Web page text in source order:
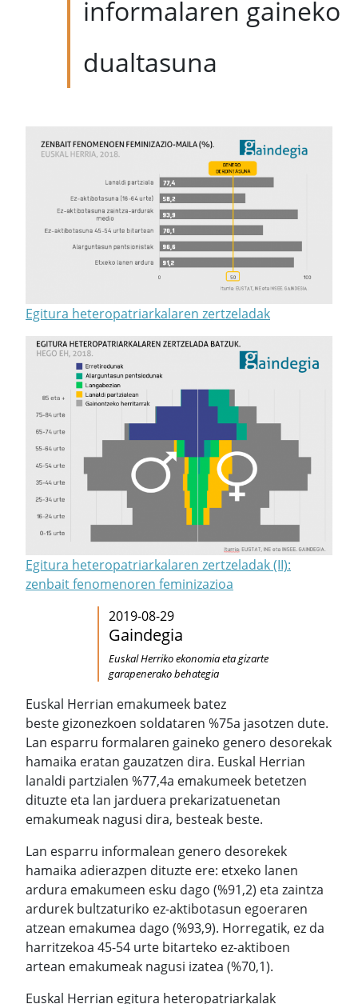
informalaren gaineko
dualtasuna
Egitura heteropatriarkalaren zertzeladak
Egitura heteropatriarkalaren zertzeladak (II):
zenbait fenomenoren feminizazioa
2019-08-29
Gaindegia
Euskal Herriko ekonomia eta gizarte
garapenerako behategia
Euskal Herrian emakumeek batez
beste gizonezkoen soldataren %75a jasotzen dute.
Lan esparru formalaren gaineko genero desorekak
hamaika eratan gauzatzen dira. Euskal Herrian
lanaldi partzialen %77,4a emakumeek betetzen
dituzte eta lan jarduera prekarizatuenetan
emakumeak nagusi dira, besteak beste.
Lan esparru informalean genero desorekek
hamaika adierazpen dituzte ere: etxeko lanen
ardura emakumeen esku dago (%91,2) eta zaintza
ardurek bultzaturiko ez-aktibotasun egoeraren
atzean emakumea dago (%93,9). Horregatik, ez da
harritzekoa 45-54 urte bitarteko ez-aktiboen
artean emakumeak nagusi izatea (%70,1).
Euskal Herrian egitura heteropatriarkalak